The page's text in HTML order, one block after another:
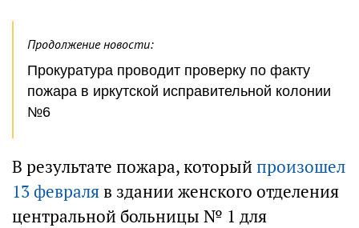
Продолжение новости:
Прокуратура проводит проверку по факту
пожара в иркутской исправительной колонии
№6
В результате пожара, который произошел
13 февраляв здании женского отделения
центральной больницы № 1 для